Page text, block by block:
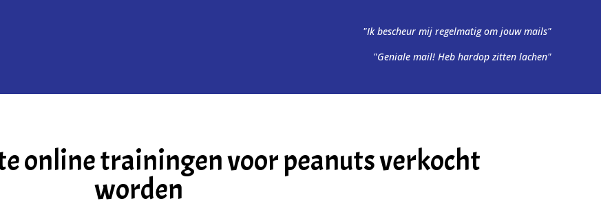
"Ik bescheur mij regelmatig om jouw mails"
"Geniale mail! Heb hardop zitten lachen"
online trainingen voor peanuts verkocht
worden